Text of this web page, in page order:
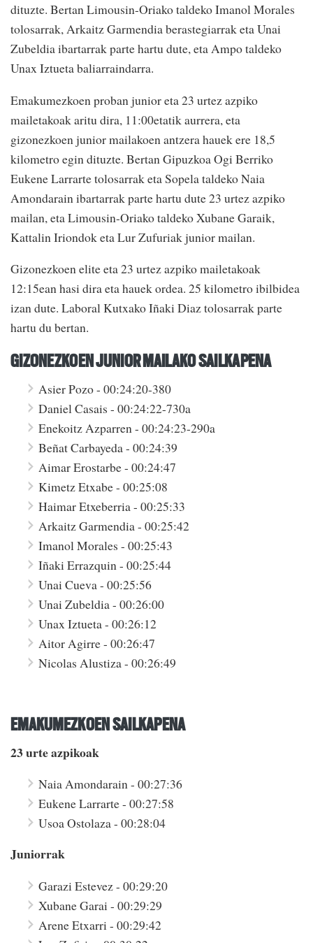
dituzte. Bertan Limousin-Oriako taldeko Imanol Morales
tolosarrak, Arkaitz Garmendia berastegiarrak eta Unai
Zubeldia ibartarrak parte hartu dute, eta Ampo taldeko
Unax Iztueta baliarraindarra.
Emakumezkoen proban junior eta 23 urtez azpiko
mailetakoak aritu dira, 11:00etatik aurrera, eta
gizonezkoen junior mailakoen antzera hauek ere 18,5
kilometro egin dituzte. Bertan Gipuzkoa Ogi Berriko
Eukene Larrarte tolosarrak eta Sopela taldeko Naia
Amondarain ibartarrak parte hartu dute 23 urtez azpiko
mailan, eta Limousin-Oriako taldeko Xubane Garaik,
Kattalin Iriondok eta Lur Zufuriak junior mailan.
Gizonezkoen elite eta 23 urtez azpiko mailetakoak
12:15ean hasi dira eta hauek ordea. 25 kilometro ibilbidea
izan dute. Laboral Kutxako Iñaki Diaz tolosarrak parte
hartu du bertan.
GIZONEZKOEN JUNIOR MAILAKO SAILKAPENA
Asier Pozo - 00:24:20-380
Daniel Casais - 00:24:22-730a
Enekoitz Azparren - 00:24:23-290a
Beñat Carbayeda - 00:24:39
Aimar Erostarbe - 00:24:47
Kimetz Etxabe - 00:25:08
Haimar Etxeberria - 00:25:33
Arkaitz Garmendia - 00:25:42
Imanol Morales - 00:25:43
Iñaki Errazquin - 00:25:44
Unai Cueva - 00:25:56
Unai Zubeldia - 00:26:00
Unax Iztueta - 00:26:12
Aitor Agirre - 00:26:47
Nicolas Alustiza - 00:26:49
EMAKUMEZKOEN SAILKAPENA
23 urte azpikoak
Naia Amondarain - 00:27:36
Eukene Larrarte - 00:27:58
Usoa Ostolaza - 00:28:04
Juniorrak
Garazi Estevez - 00:29:20
Xubane Garai - 00:29:29
Arene Etxarri - 00:29:42